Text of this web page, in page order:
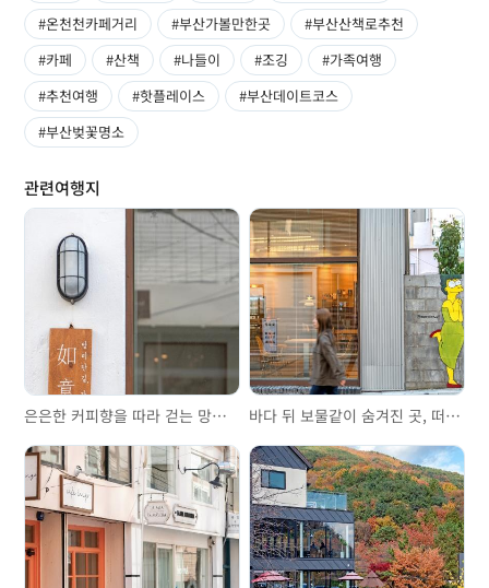
#온천천카페거리
#부산가볼만한곳
#부산산책로추천
#카페
#산책 #나들이 #조깅
#가족여행
#추천여행
#핫플레이스
#부산데이트코스
#부산벚꽃명소
관련여행지
은은한 커피향을 따라 걷는 망미단길 바다 뒤 보물같이 숨겨진 곳, 떠오르는 먹방의 성지 해리단길